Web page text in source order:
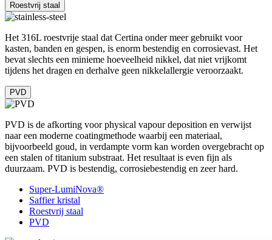
Roestvrij staal
Het 316L roestvrije staal dat Certina onder meer gebruikt voor
kasten, banden en gespen, is enorm bestendig en corrosievast. Het
bevat slechts een minieme hoeveelheid nikkel, dat niet vrijkomt
tijdens het dragen en derhalve geen nikkelallergie veroorzaakt.
PVD
PVD is de afkorting voor physical vapour deposition en verwijst
naar een moderne coatingmethode waarbij een materiaal,
bijvoorbeeld goud, in verdampte vorm kan worden overgebracht op
een stalen of titanium substraat. Het resultaat is even fijn als
duurzaam. PVD is bestendig, corrosiebestendig en zeer hard.
Super-LumiNova®
Saffier kristal
Roestvrij staal
PVD